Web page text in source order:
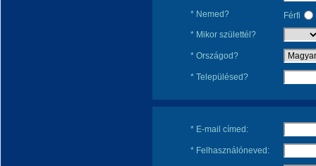
* Nemed?
Férfi
* Mikor születtél?
* Országod?
* Településed?
* E-mail címed:
* Felhasználóneved: